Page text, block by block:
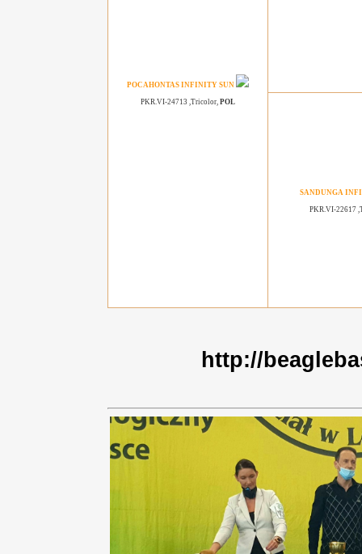
POCAHONTAS INFINITY SUN
PKR.VI-24713 ,Tricolor, POL
SANDUNGA
PKR.VI-22617
http://